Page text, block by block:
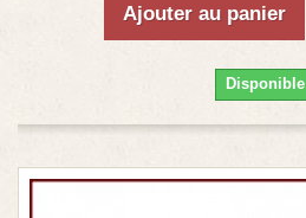
Ajouter au panier
Disponible